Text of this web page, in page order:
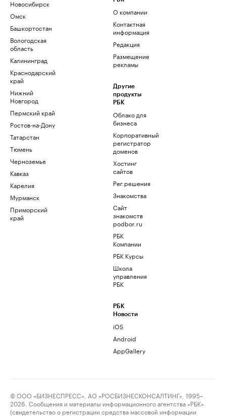
Новосибирск
Омск
Башкортостан
Вологодская
область
Калининград
Краснодарский
край
Нижний
Новгород
Пермский край
Ростов-на-Дону
Татарстан
Тюмень
Черноземье
Кавказ
Карелия
Мурманск
Приморский
край
О компании
Контактная
информация
Редакция
Размещение
рекламы
Другие
продукты
РБК
Облако для
бизнеса
Корпоративный
регистратор
доменов
Хостинг
сайтов
Рег.решения
Знакомства
Сайт
знакомств
podbor.ru
РБК
Компании
РБК Курсы
Школа
управления
РБК
РБК
Новости
iOS
Android
AppGallery
© ООО «БИЗНЕСПРЕСС», АО «РОСБИЗНЕСКОНСАЛТИНГ», 1995–
2026. Сообщения и материалы информационного агентства «РБК»
(свидетельство о регистрации средства массовой информации